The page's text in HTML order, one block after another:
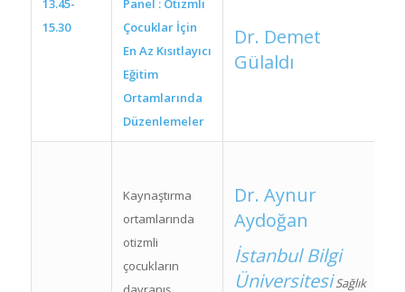
13.45-
15.30
Panel : Otizmli
Çocuklar İçin
En Az Kısıtlayıcı
Eğitim
Ortamlarında
Düzenlemeler
Dr. Demet
Gülaldı
Kaynaştırma
ortamlarında
otizmli
çocukların
Dr. Aynur
Aydoğan
İstanbul Bilgi
ÜniversitesiSağlık